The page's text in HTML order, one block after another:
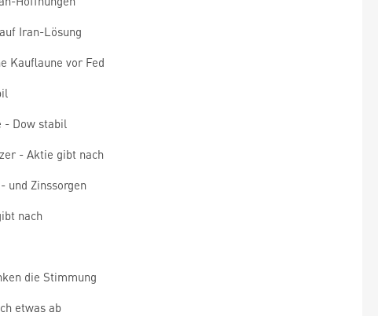
Iran-Lösung
Kauflaune vor Fed
- Dow stabil
- Aktie gibt nach
und Zinssorgen
nach
die Stimmung
etwas ab